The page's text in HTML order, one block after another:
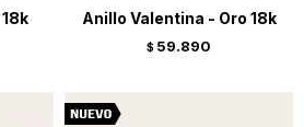
Anillo Valentina - Oro 18k
$ 59.890